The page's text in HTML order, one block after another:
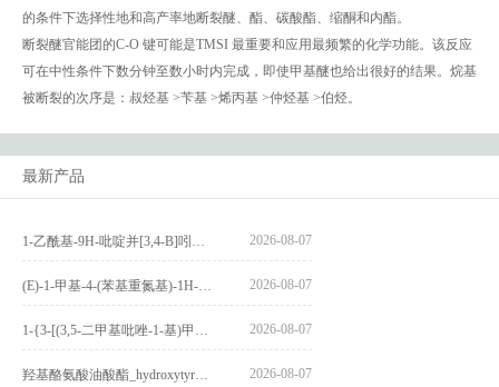
的条件下选择性地和高产率地断裂醚、酯、碳酸酯、缩酮和内酯。
断裂醚官能团的C-O 键可能是TMSI 最重要和应用最频繁的化学功能。该反应
可在中性条件下数分钟至数小时内完成，即使甲基醚也给出很好的结果。烷基
被断裂的次序是：叔烃基 >苄基 >烯丙基 >仲烃基 >伯烃。
最新产品
2026-08-07
2026-08-07
2026-08-07
2026-08-07